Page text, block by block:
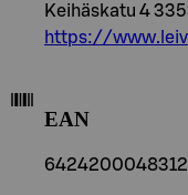
Keihäskatu 4
https://
EAN
6424200048312